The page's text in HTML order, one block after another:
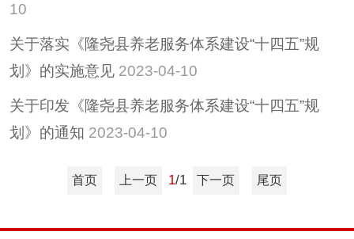
助企纾困
养老服务
10
关于落实《隆尧县养老服务体系建设“十四五”规
划》的实施意见 2023-04-10
关于印发《隆尧县养老服务体系建设“十四五”规
划》的通知 2023-04-10
首页 上一页 1/1 下一页 尾页